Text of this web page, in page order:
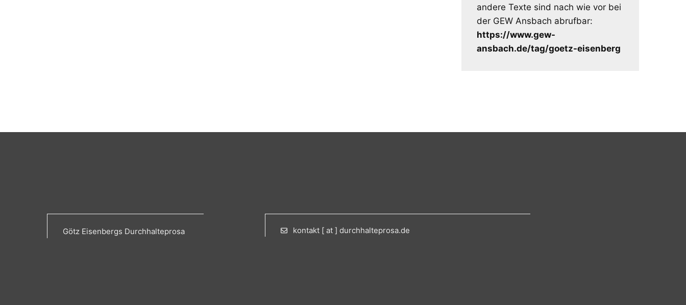
andere Texte sind nach wie vor bei
der GEW Ansbach abrufbar:
https://www.gew-
ansbach.de/tag/goetz-eisenberg
Götz Eisenbergs Durchhalteprosa kontakt [ at ] durchhalteprosa.de